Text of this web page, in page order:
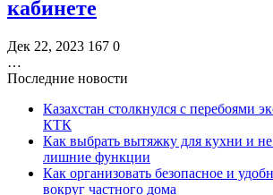
кабинете
Дек 22, 2023 167 0
…
Последние новости
Казахстан столкнулся с перебоями
КТК
Как выбрать вытяжку для кухни и не
лишние функции
Как организовать безопасное и
вокруг частного дома